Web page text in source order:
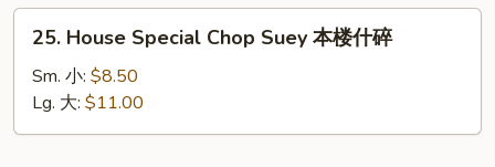
什
House
Special
Chop
Suey
25. House Special Chop Suey 本楼什碎
Sm. 小: $8.50
Lg. 大: $11.00